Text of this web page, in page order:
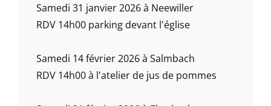
Samedi 31 janvier 2026 à Neewiller
RDV 14h00 parking devant l'église
Samedi 14 février 2026 à Salmbach
RDV 14h00 à l'atelier de jus de pommes